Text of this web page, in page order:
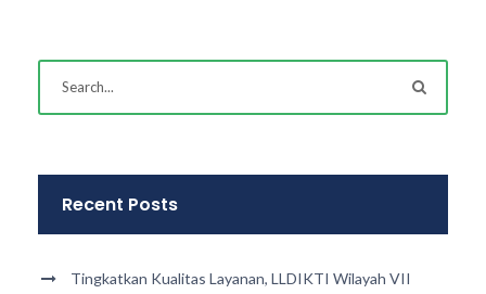
Recent Posts
Tingkatkan Kualitas Layanan, LLDIKTI Wilayah VII